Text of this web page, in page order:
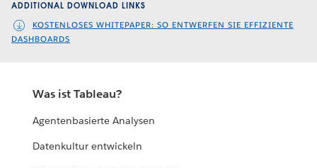
ADDITIONAL DOWNLOAD LINKS
KOSTENLOSES WHITEPAPER: SO ENTWERFEN SIE EFFIZIENTE
DASHBOARDS
Was ist Tableau?
Agentenbasierte Analysen
Datenkultur entwickeln